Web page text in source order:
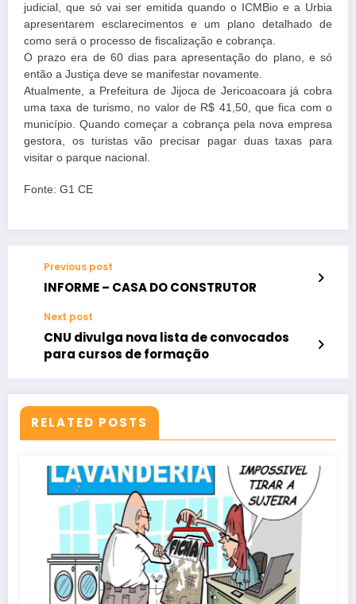
judicial, que só vai ser emitida quando o ICMBio e a Urbia
apresentarem esclarecimentos e um plano detalhado de
como será o processo de fiscalização e cobrança.
O prazo era de 60 dias para apresentação do plano, e só
então a Justiça deve se manifestar novamente.
Atualmente, a Prefeitura de Jijoca de Jericoacoara já cobra
uma taxa de turismo, no valor de R$ 41,50, que fica com o
município. Quando começar a cobrança pela nova empresa
gestora, os turistas vão precisar pagar duas taxas para
visitar o parque nacional
Fonte: G1 CE
Previous post
INFORME – CASA DO CONSTRUTOR
Next post
CNU divulga nova lista de convocados
para cursos de formação
RELATED POSTS